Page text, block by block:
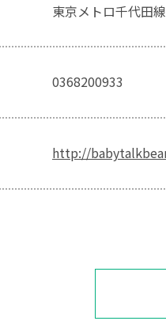
東京メトロ千代田
0368200933
http://